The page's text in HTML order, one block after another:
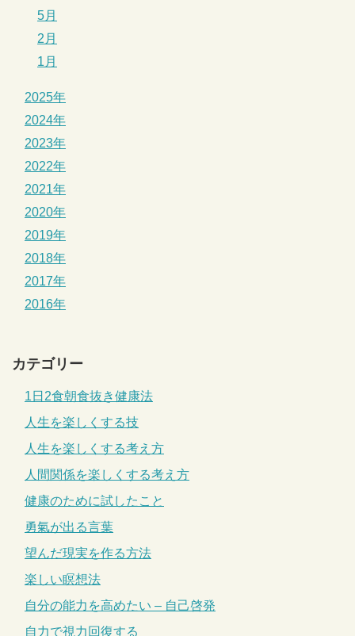
5月
2月
1月
2025年
2024年
2023年
2022年
2021年
2020年
2019年
2018年
2017年
2016年
カテゴリー
1日2食朝食抜き健康法
人生を楽しくする技
人生を楽しくする考え方
人間関係を楽しくする考え方
健康のために試したこと
勇氣が出る言葉
望んだ現実を作る方法
楽しい瞑想法
自分の能力を高めたい – 自己啓発
自力で視力回復する